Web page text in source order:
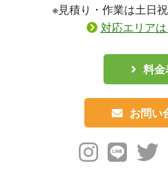
※見積り・作業は土日
対応エリア
料金
お問い